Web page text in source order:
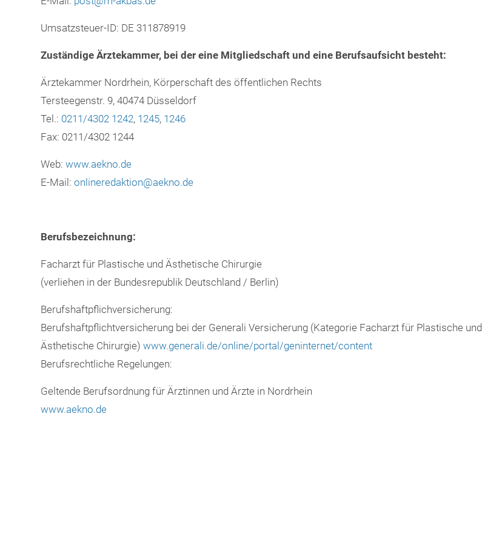
Umsatzsteuer-ID: DE 311878919
Zuständige Ärztekammer, bei der eine Mitgliedschaft und eine Berufsaufsicht besteht:
Ärztekammer Nordrhein, Körperschaft des öffentlichen Rechts
Tersteegenstr. 9, 40474 Düsseldorf
Tel.: 0211/4302 1242, 1245, 1246
Fax: 0211/4302 1244
Web:www.aekno.de
E-Mail:onlineredaktion@aekno.de
Berufsbezeichnung:
Facharzt für Plastische und Ästhetische Chirurgie
(verliehen in der Bundesrepublik Deutschland / Berlin)
Berufshaftpflichversicherung:
Berufshaftpflichtversicherung bei der Generali Versicherung (Kategorie Facharzt für Plastische und
Ästhetische Chirurgie)www.generali.de/online/portal/geninternet/content
Berufsrechtliche Regelungen:
Geltende Berufsordnung für Ärztinnen und Ärzte in Nordrhein
www.aekno.de